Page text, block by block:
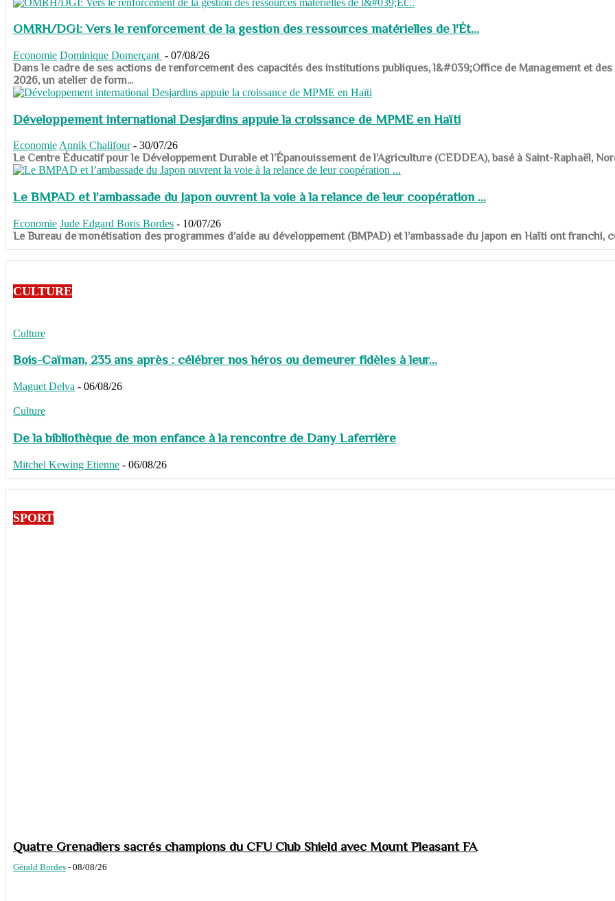
OMRH/DGI: Vers le renforcement de la gestion des ressources matérielles de l'Ét...
Economie Dominique Domerçant - 07/08/26
Dans le cadre de ses actions de renforcement des capacités des institutions publiques, l&#039;Office de Management et
2026, un atelier de form...
Développement international Desjardins appuie la croissance de MPME en Haïti
Economie Annik Chalifour - 30/07/26
​​​​​​​Le Centre Éducatif pour le Développement Durable et l’Épanouissement de l’Agriculture (CEDDEA), basé à Saint-Raphaël,
Le BMPAD et l’ambassade du Japon ouvrent la voie à la relance de leur coopération ...
Economie Jude Edgard Boris Bordes - 10/07/26
​​​​​​​Le Bureau de monétisation des programmes d’aide au développement (BMPAD) et l’ambassade du Japon en Haïti ont franchi,
CULTURE
Culture
Bois-Caïman, 235 ans après : célébrer nos héros ou demeurer fidèles à leur...
Maguet Delva - 06/08/26
Culture
De la bibliothèque de mon enfance à la rencontre de Dany Laferrière
Mitchel Kewing Etienne - 06/08/26
SPORT
Quatre Grenadiers sacrés champions du CFU Club Shield avec Mount Pleasant FA
Gérald Bordes - 08/08/26